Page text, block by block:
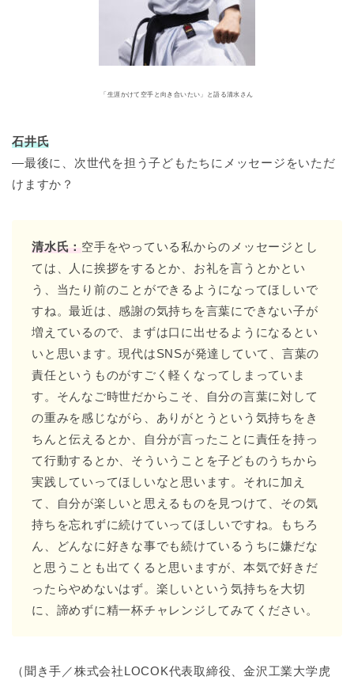
「生涯かけて空手と向き合いたい」と語る清水さん
石井氏
―最後に、次世代を担う子どもたちにメッセージをいただ
けますか？
清水氏： 空手をやっている私からのメッセージとし
ては、人に挨拶をするとか、お礼を言うとかとい
う、当たり前のことができるようになってほしいで
すね。最近は、感謝の気持ちを言葉にできない子が
増えているので、まずは口に出せるようになるとい
いと思います。現代はSNSが発達していて、言葉の
責任というものがすごく軽くなってしまっていま
す。そんなご時世だからこそ、自分の言葉に対して
の重みを感じながら、ありがとうという気持ちをき
ちんと伝えるとか、自分が言ったことに責任を持っ
て行動するとか、そういうことを子どものうちから
実践していってほしいなと思います。それに加え
て、自分が楽しいと思えるものを見つけて、その気
持ちを忘れずに続けていってほしいですね。もちろ
ん、どんなに好きな事でも続けているうちに嫌だな
と思うことも出てくると思いますが、本気で好きだ
ったらやめないはず。楽しいという気持ちを大切
に、諦めずに精一杯チャレンジしてみてください。
（聞き手／株式会社LOCOK代表取締役、金沢工業大学虎